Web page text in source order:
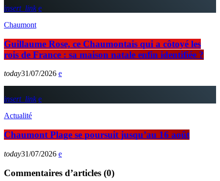
insert_link
Chaumont
Guillaume Rose, ce Chaumontais qui a côtoyé les
rois de France : sa maison natale enfin identifiée ?
today31/07/2026
insert_link
Actualité
Chaumont Plage se poursuit jusqu’au 16 août
today31/07/2026
Commentaires d’articles (0)